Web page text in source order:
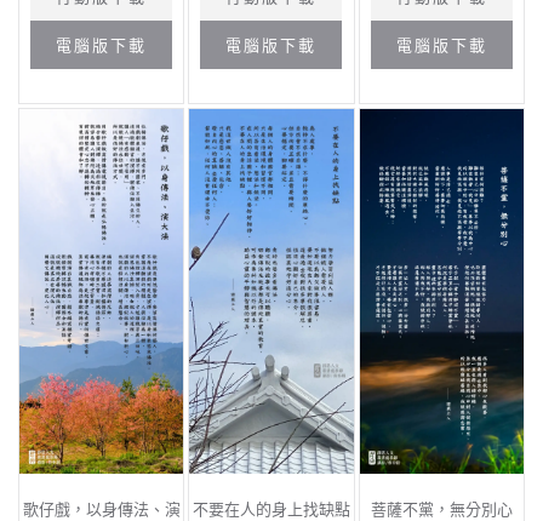
電腦版下載 電腦版下載 電腦版下載
歌仔戲，以身傳法、演
不要在人的身上找缺點 菩薩不黨，無分別心